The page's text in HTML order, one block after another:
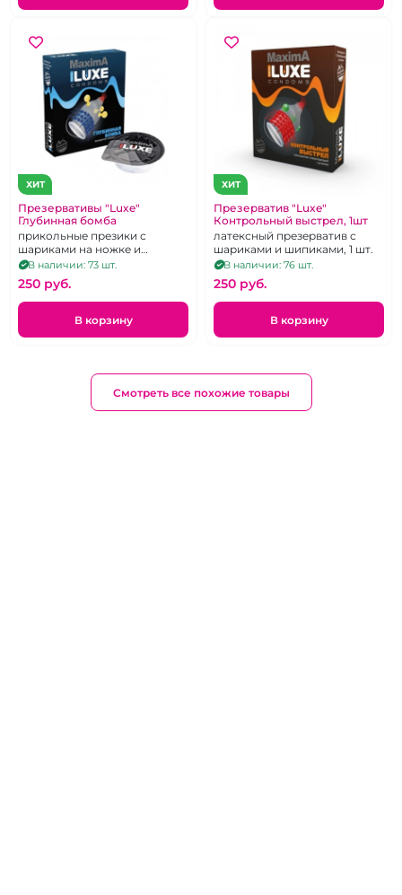
ХИТ
Презервативы "Luxe"
Глубинная бомба
прикольные презики с
шариками на ножке и
усиками.
В наличии: 73 шт.
250 pуб.
В корзину
ХИТ
Презерватив "Luxe"
Контрольный выстрел, 1шт
латексный презерватив с
шариками и шипиками, 1 шт.
В наличии: 76 шт.
250 pуб.
В корзину
Смотреть все похожие товары